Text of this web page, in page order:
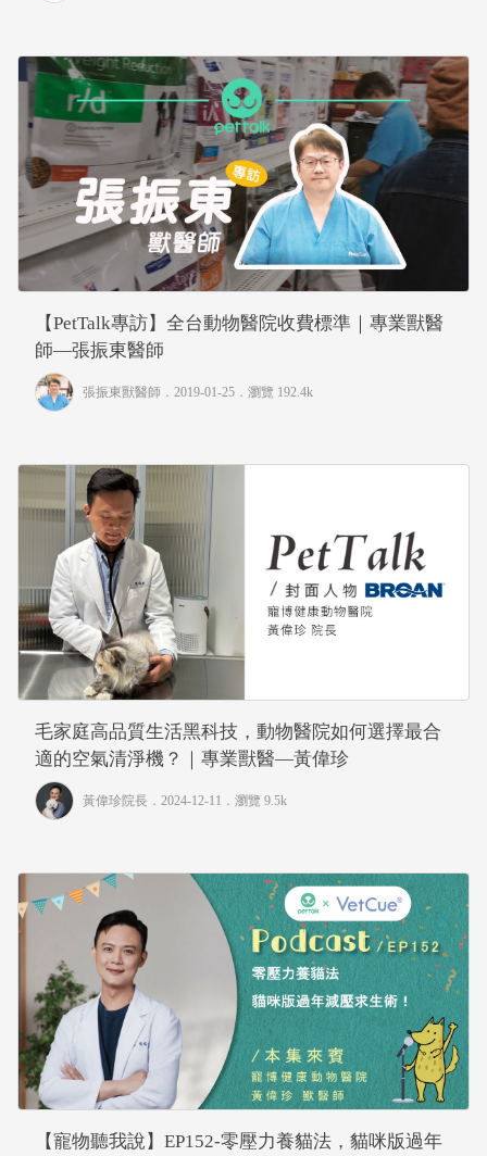
【PetTalk專訪】全台動物醫院收費標準｜專業獸醫
師—張振東醫師
張振東獸醫師 ．2019-01-25． 瀏覽 192.4k
毛家庭高品質生活黑科技，動物醫院如何選擇最合
適的空氣清淨機？｜專業獸醫—黃偉珍
黃偉珍院長 ．2024-12-11． 瀏覽 9.5k
【寵物聽我說】EP152-零壓力養貓法，貓咪版過年